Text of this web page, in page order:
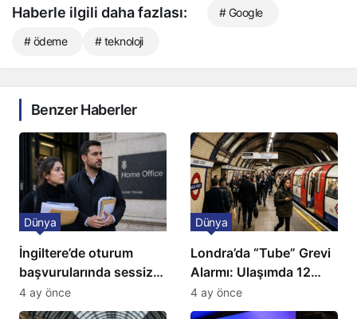
Haberle ilgili daha fazlası: # Google
# ödeme # teknoloji
Benzer Haberler
İngiltere’de oturum
başvurularında sessiz
kriz: Büyükelçilikten
açıklama!
Dünya
4 ay önce
Londra’da “Tube” Grevi
Alarmı: Ulaşımda 12
Günlük Kaos Kapıda
Dünya
4 ay önce